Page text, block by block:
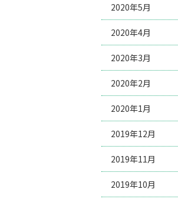
2020年5月
2020年4月
2020年3月
2020年2月
2020年1月
2019年12月
2019年11月
2019年10月